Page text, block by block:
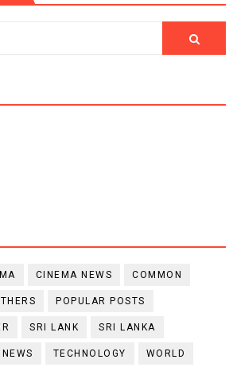
CINEMA NEWS COMMON
POPULAR POSTS
SRI LANK SRI LANKA
TECHNOLOGY WORLD